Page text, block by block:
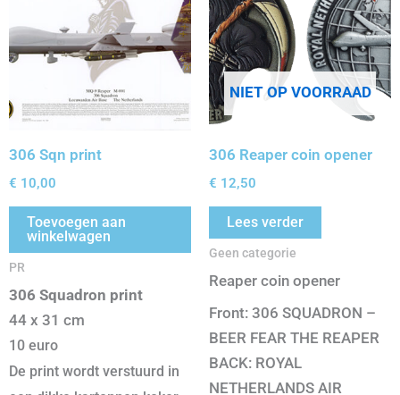
306 Sqn print
€ 10,00
Toevoegen aan
winkelwagen
PR
306 Squadron print
44 x 31 cm
10 euro
De print wordt verstuurd in
NIET OP VOORRAAD
306 Reaper coin opener
€ 12,50
Lees verder
Geen categorie
Reaper coin opener
Front: 306 SQUADRON –
BEER FEAR THE REAPER
BACK: ROYAL
NETHERLANDS AIR